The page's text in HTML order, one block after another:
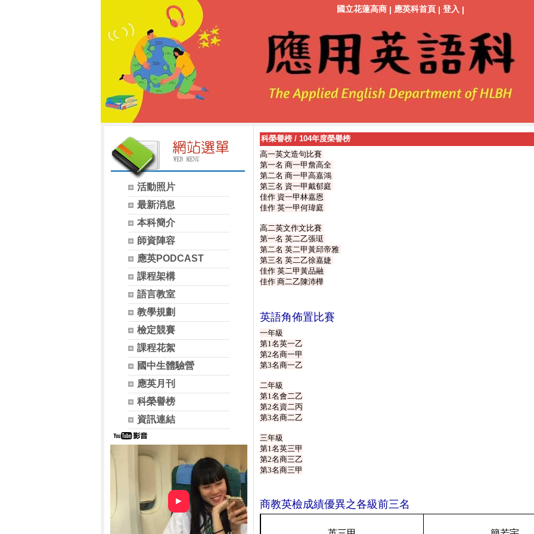
國立花蓮高商 | 應英科首頁 | 登入 |
活動照片
最新消息
本科簡介
師資陣容
應英PODCAST
課程架構
語言教室
教學規劃
檢定競賽
課程花絮
國中生體驗營
應英月刊
科榮譽榜
資訊連結
►
科榮譽榜/ 104年度榮譽榜
高一英文造句比賽
第一名 商一甲詹高全
第二名 商一甲高嘉鴻
第三名 資一甲戴郁庭
佳作 資一甲林嘉恩
佳作 英一甲何瑋庭
高二英文作文比賽
第一名 英二乙張珽
第二名 英二甲黃邱帝雅
第三名 英二乙徐嘉婕
佳作 英二甲黃品融
佳作 商二乙陳沛樺
英語角佈置比賽
一年級
第1名英一乙
第2名商一甲
第3名商一乙
二年級
第1名會二乙
第2名資二丙
第3名商二乙
三年級
第1名英三甲
第2名商三乙
第3名商三甲
商教英檢成績優異之各級前三名